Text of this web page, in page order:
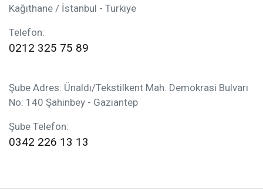
Kağıthane / İstanbul - Turkiye
Telefon:
0212 325 75 89
Şube Adres: Ünaldı/Tekstilkent Mah. Demokrasi Bulvarı
No: 140 Şahinbey - Gaziantep
Şube Telefon:
0342 226 13 13